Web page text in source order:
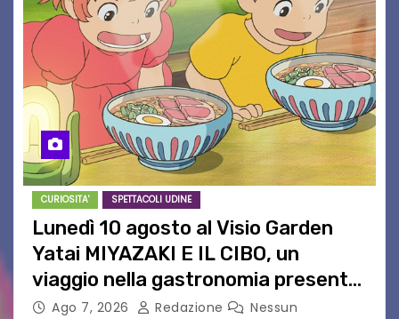
CURIOSITA' SPETTACOLI UDINE
Lunedì 10 agosto al Visio Garden
Yatai MIYAZAKI E IL CIBO, un
viaggio nella gastronomia presente
nei film di Hayao Miyazaki!
Ago 7, 2026 Redazione
Nessun